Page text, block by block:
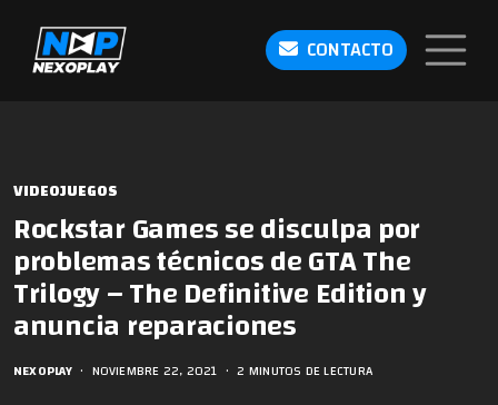
CONTACTO
VIDEOJUEGOS
Rockstar Games se disculpa por
problemas técnicos de GTA The
Trilogy – The Definitive Edition y
anuncia reparaciones
NEXOPLAY • NOVIEMBRE 22, 2021 • 2 MINUTOS DE LECTURA